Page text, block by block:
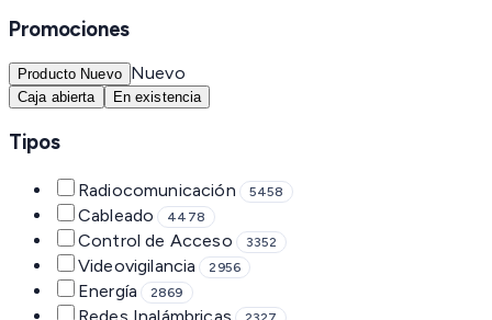
Promociones
Producto Nuevo Nuevo
Caja abierta En existencia
Tipos
Radiocomunicación 5458
Cableado 4478
Control de Acceso 3352
Videovigilancia 2956
Energía 2869
Redes Inalámbricas